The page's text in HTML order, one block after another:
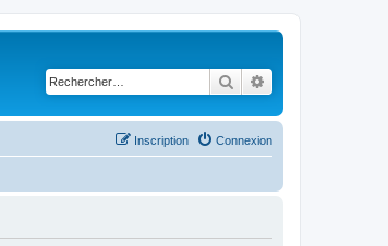
Rechercher
Connexion
Inscription